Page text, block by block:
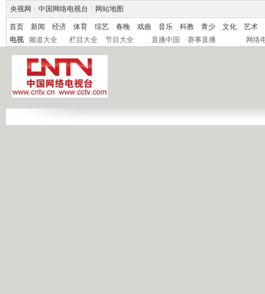
央视网 中国网络电视台 网站地图
首页 新闻 经济 体育 综艺 春晚 戏曲 音乐 科教 青少 文化
艺术
电视
频道大全 栏目大全 节目大全 直播中国 赛事直播 网络